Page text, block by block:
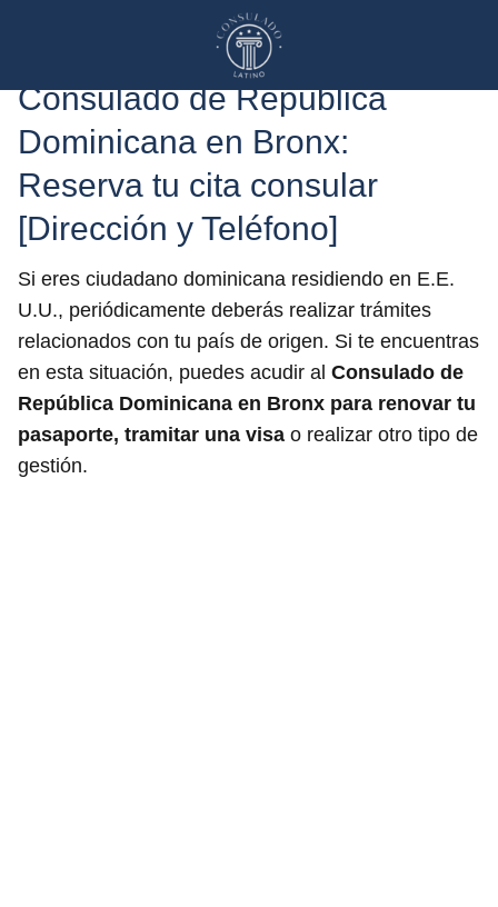
Consulado de República
Dominicana en Bronx:
Reserva tu cita consular
[Dirección y Teléfono]
Si eres ciudadano dominicana residiendo en E.E.
U.U., periódicamente deberás realizar trámites
relacionados con tu país de origen. Si te encuentras
en esta situación, puedes acudir al Consulado de
República Dominicana en Bronx para renovar tu
pasaporte, tramitar una visa o realizar otro tipo de
gestión.